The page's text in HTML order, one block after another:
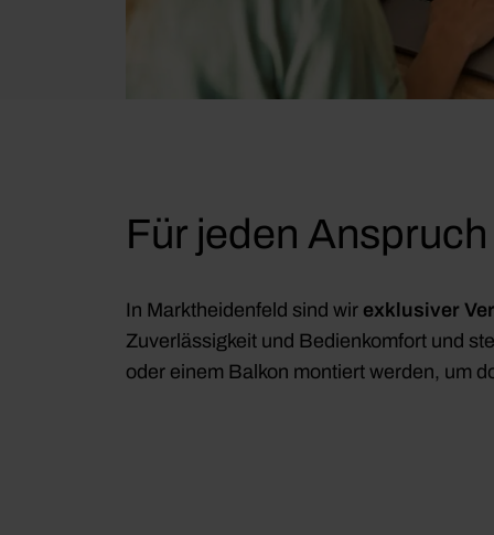
Für jeden
In Marktheidenfeld sind wir exklusiver
Zuverlässigkeit und Bedienkomfort und
oder einem Balkon montiert werden, um